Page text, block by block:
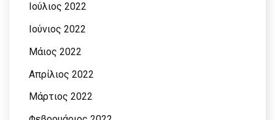
Ιούλιος 2022
Ιούνιος 2022
Μάιος 2022
Απρίλιος 2022
Μάρτιος 2022